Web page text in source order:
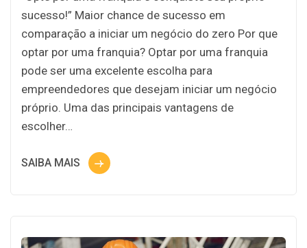
sucesso!” Maior chance de sucesso em
comparação a iniciar um negócio do zero Por que
optar por uma franquia? Optar por uma franquia
pode ser uma excelente escolha para
empreendedores que desejam iniciar um negócio
próprio. Uma das principais vantagens de
escolher…
SAIBA MAIS